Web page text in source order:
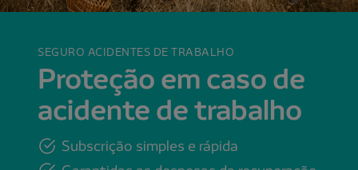
SEGURO ACIDENTES DE TRABALHO
Proteção em caso de
acidente de trabalho
Subscrição simples e rápida